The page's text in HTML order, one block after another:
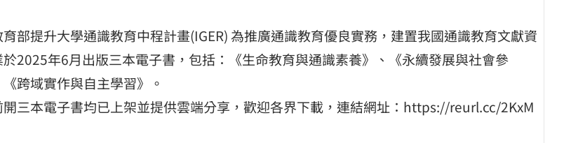
部提升大學通識教育中程計畫(IGER) 為推廣通識教育優良實務，建置我國通識教育文獻資
2025年6月出版三本電子書，包括：《生命教育與通識素養》、《永續發展與社會參
跨域實作與自主學習》。
開三本電子書均已上架並提供雲端分享，歡迎各界下載，連結網址：https://reurl.cc/2KxM